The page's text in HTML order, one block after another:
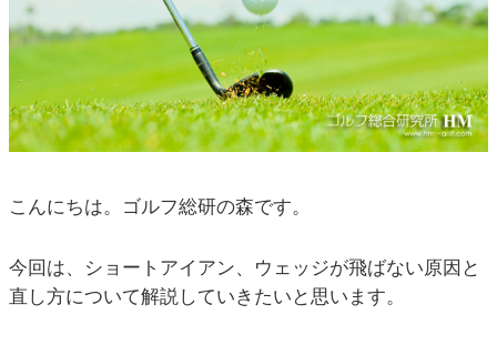
こんにちは。ゴルフ総研の森です。
今回は、ショートアイアン、ウェッジが飛ばない原因と
直し方について解説していきたいと思います。